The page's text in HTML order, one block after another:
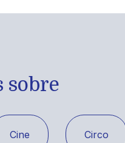
sobre
Cine Circo